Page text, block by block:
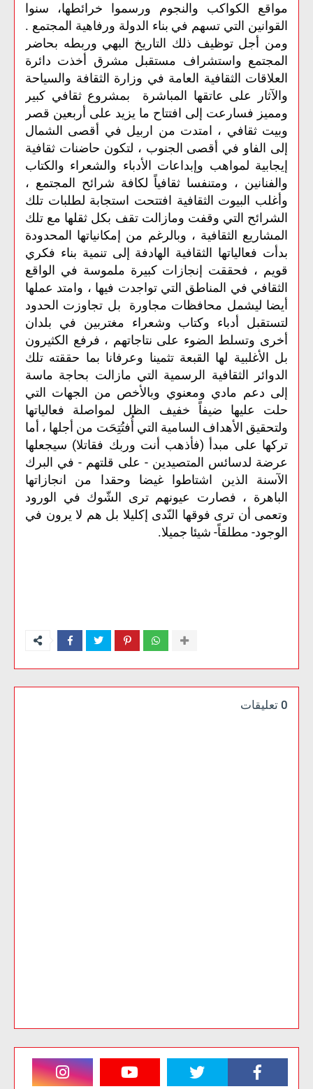
مواقع الكواكب والنجوم ورسموا خرائطها، سنوا
القوانين التي تسهم في بناء الدولة ورفاهية المجتمع .
ومن أجل توظيف ذلك التاريخ البهي وربطه بحاضر
المجتمع واستشراف مستقبل مشرق أخذت دائرة
العلاقات الثقافية العامة في وزارة الثقافة والسياحة
والآثار على عاتقها المباشرة بمشروع ثقافي كبير
ومميز فسارعت إلى افتتاح ما يزيد على أربعين قصر
وبيت ثقافي ، امتدت من اربيل في أقصى الشمال
إلى الفاو في أقصى الجنوب ، لتكون حاضنات ثقافية
إيجابية لمواهب وإبداعات الأدباء والشعراء والكتاب
والفنانين ، ومتنفسا ثقافياً لكافة شرائح المجتمع ،
وأغلب البيوت الثقافية افتتحت استجابة لطلبات تلك
الشرائح التي وقفت ومازالت تقف بكل ثقلها مع تلك
المشاريع الثقافية ، وبالرغم من إمكانياتها المحدودة
بدأت فعالياتها الثقافية الهادفة إلى تنمية بناء فكري
قويم ، فحققت إنجازات كبيرة ملموسة في الواقع
الثقافي في المناطق التي تواجدت فيها ، وامتد عملها
أيضا ليشمل محافظات مجاورة بل تجاوزت الحدود
لتستقبل أدباء وكتاب وشعراء مغتربين في بلدان
أخرى وتسلط الضوء على نتاجاتهم ، فرفع الكثيرون
بل الأغلبية لها القبعة تثمينا وعرفانا بما حققته تلك
الدوائر الثقافية الرسمية التي مازالت بحاجة ماسة
إلى دعم مادي ومعنوي وبالأخص من الجهات التي
حلت عليها ضيفاً خفيف الظل لمواصلة فعالياتها
ولتحقيق الأهداف السامية التي أُفتُتِحَت من أجلها ، أما
تركها على مبدأ (فأذهب أنت وربك فقاتلا) سيجعلها
عرضة لدسائس المتصيدين - على قلتهم - في البرك
الآسنة الذين اشتاطوا غيضا وحقدا من انجازاتها
الباهرة ، فصارت عيونهم ترى الشّوك في الورود
وتعمى أن ترى فوقها النّدى إكليلا بل هم لا يرون في
الوجود- مطلقاً- شيئا جميلا.
0 تعليقات